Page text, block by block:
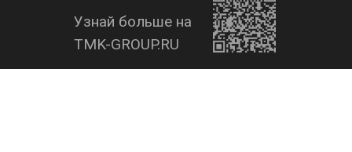
Узнай больше на
TMK-GROUP.RU